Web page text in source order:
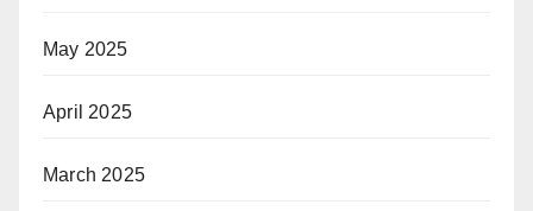
May 2025
April 2025
March 2025